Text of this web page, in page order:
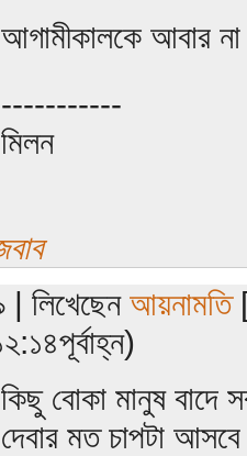
আগামীকালকে আবার
-----------
মিলন
| লিখেছেন আয়নামতি
কিছু বোকা মানুষ বাদে
দেবার মত চাপটা